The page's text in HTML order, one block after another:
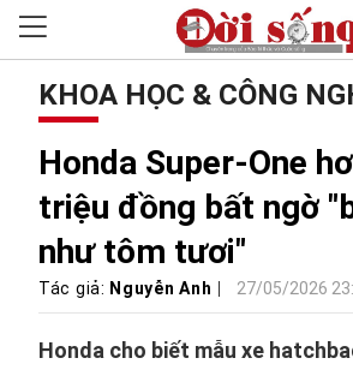
KHOA HỌC & CÔNG
Honda Super-One
triệu đồng bất ngờ
như tôm tươi"
Tác giả: Nguyễn Anh 27/05/2026
Honda cho biết mẫu xe